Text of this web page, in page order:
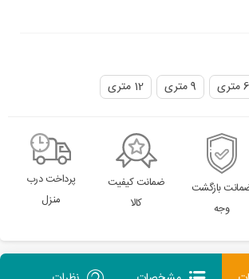
6 متری 9 متری 12 متری
بازگشت
وجه
ضمانت کیفیت
کالا
پرداخت درب
منزل